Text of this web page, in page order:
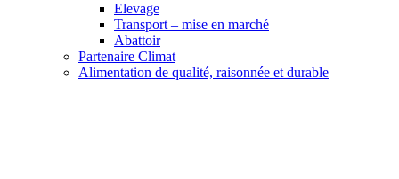
Elevage
Transport – mise en marché
Abattoir
Partenaire Climat
Alimentation de qualité, raisonnée et durable